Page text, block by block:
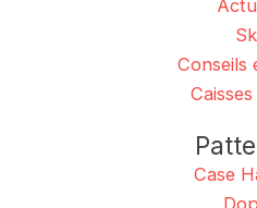
Conseils
Case